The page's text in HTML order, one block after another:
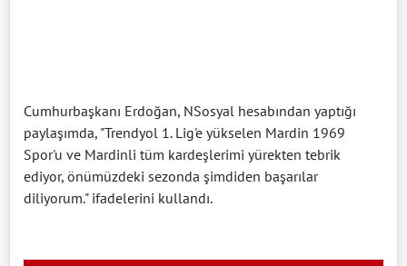
Cumhurbaşkanı Erdoğan, NSosyal hesabından yaptığı
paylaşımda, "Trendyol 1. Lig'e yükselen Mardin 1969
Spor'u ve Mardinli tüm kardeşlerimi yürekten tebrik
ediyor, önümüzdeki sezonda şimdiden başarılar
diliyorum." ifadelerini kullandı.